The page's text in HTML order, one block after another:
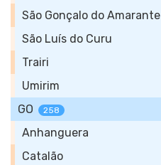
São Gonçalo do Amarante
São Luís do Curu
Trairi
Umirim
GO
258
Anhanguera
Catalão